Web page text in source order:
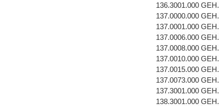
136.3001.000
137.0000.000
137.0001.000
137.0006.000
137.0008.000
137.0010.000
137.0015.000
137.0073.000
137.3001.000
138.3001.000